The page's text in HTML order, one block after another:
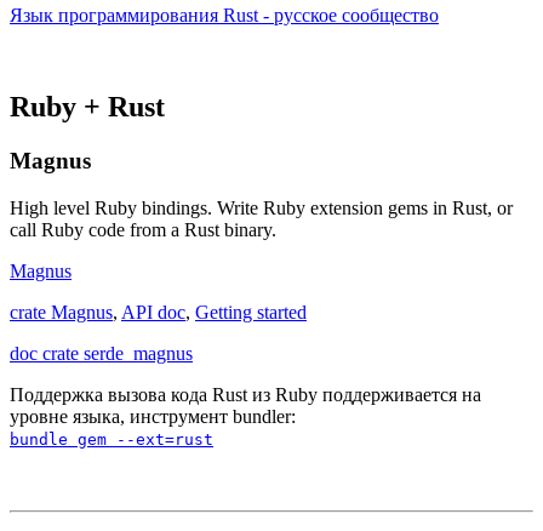
Язык программирования Rust - русское сообщество
Ruby + Rust
Magnus
High level Ruby bindings. Write Ruby extension gems in Rust, or
call Ruby code from a Rust binary.
Magnus
crate Magnus, API doc, Getting started
doc crate serde_magnus
Поддержка вызова кода Rust из Ruby поддерживается на
уровне языка, инструмент bundler:
bundle gem --ext=rust